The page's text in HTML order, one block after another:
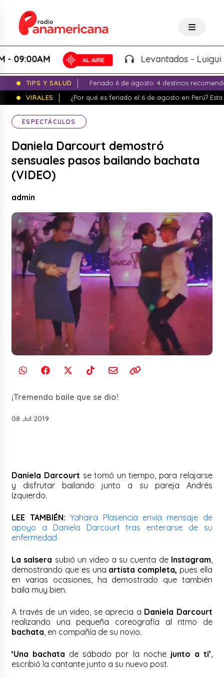
Levantados - Luigui
TIPS Y SALUD
Feriado 6 de agosto: 4 destinos
VIRALES
¿Por qué es feriado el 6 de agosto en Perú?
ESPECTÁCULOS
Daniela Darcourt demostró
sensuales pasos bailando bachata
(VIDEO)
admin
¡Tremendo baile que se dio!
08 Jul 2019
Daniela Darcourt se tomó un tiempo, para relajarse
y disfrutar bailando junto a su pareja Andrés
Izquierdo.
LEE TAMBIÉN:Yahaira Plasencia envía mensaje de
apoyo a Daniela Darcourt tras enterarse de su
enfermedad
La salsera subió un video a su cuenta de Instagram
demostrando que es una artista completa, pues ella
en varias ocasiones, ha demostrado que también
baila muy bien.
A través de un video, se aprecia a Daniela Darcourt
realizando una pequeña coreografía al ritmo de
bachata , en compañía de su novio.
‘Una bachata de sábado por la noche junto a ti’
escribió la cantante junto a su nuevo post.